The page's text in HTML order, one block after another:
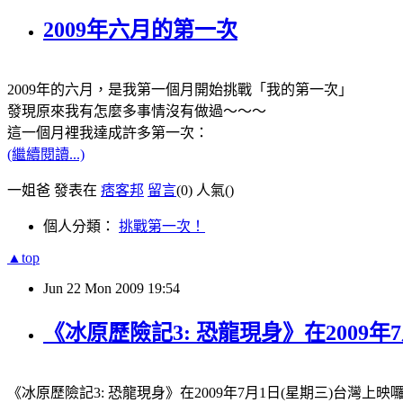
2009年六月的第一次
2009年的六月，是我第一個月開始挑戰「我的第一次」
發現原來我有怎麼多事情沒有做過～～～
這一個月裡我達成許多第一次：
(繼續閱讀...)
一姐爸 發表在 痞客邦 留言(0) 人氣()
個人分類： 挑戰第一次！
▲top
Jun 22 Mon 2009 19:54
《冰原歷險記3: 恐龍現身》在2009年
《冰原歷險記3: 恐龍現身》在2009年7月1日(星期三)台灣上映囉